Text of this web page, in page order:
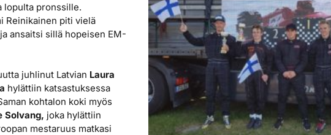
lopulta pronssille.
Reinikainen piti vielä
ansaitsi sillä hopeisen EM-
juhlinut Latvian Laura
hylättiin katsastuksessa
kohtalon koki myös
Solvang, joka hylättiin
mestaruus matkasi